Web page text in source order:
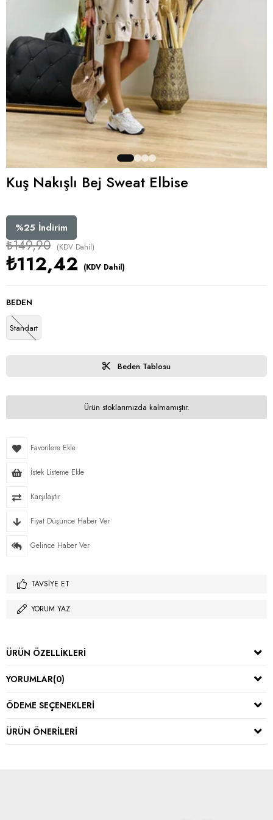
Kuş Nakışlı Bej Sweat Elbise
%25 İndirim
₺149,90 (KDV Dahil)
₺112,42 (KDV Dahil)
BEDEN
Standart
Beden Tablosu
Ürün stoklarımızda kalmamıştır.
Favorilere Ekle
İstek Listeme Ekle
Karşılaştır
Fiyat Düşünce Haber Ver
Gelince Haber Ver
TAVSIYE ET
YORUM YAZ
ÜRÜN ÖZELLIKLERI
YORUMLAR(0)
ÖDEME SEÇENEKLERI
ÜRÜN ÖNERILERI